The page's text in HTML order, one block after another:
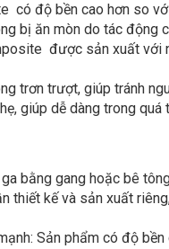
có độ bền cao hơn so
bị ăn mòn do tác động
được sản xuất với
trơn trượt, giúp tránh
giúp dễ dàng trong
bằng gang hoặc bê
thiết kế và sản xuất
Sản phẩm có độ